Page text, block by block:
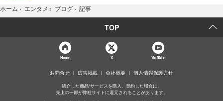
ホーム › エンタメ › ブログ › 記事
TOP
Home X YouTube
お問合せ 広告掲載 会社概要 個人情報保護方針
紹介した商品/サービスを購入、契約した場合に、
売上の一部が弊社サイトに還元されることがあります。